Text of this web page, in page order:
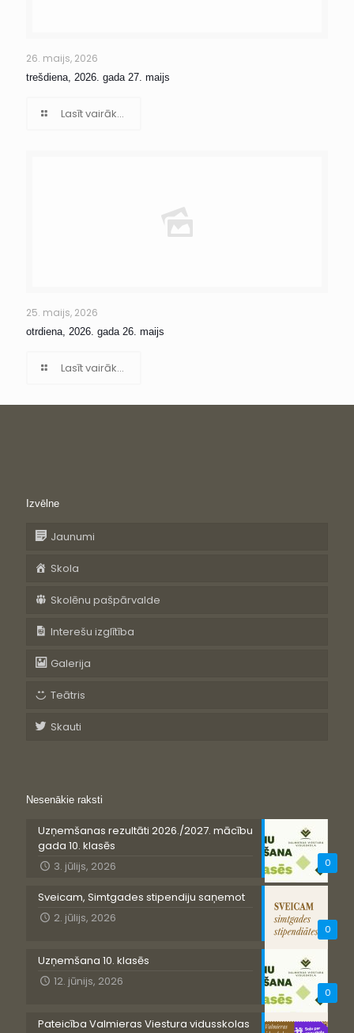
26. maijs, 2026
trešdiena, 2026. gada 27. maijs
Lasīt vairāk...
25. maijs, 2026
otrdiena, 2026. gada 26. maijs
Lasīt vairāk...
Izvēlne
Jaunumi
Skola
Skolēnu pašpārvalde
Interešu izglītība
Galerija
Teātris
Skauti
Nesenākie raksti
0
Uzņemšanas rezultāti 2026./2027. mācību
gada 10. klasēs
3. jūlijs, 2026
0
Sveicam, Simtgades stipendiju saņemot
2. jūlijs, 2026
0
Uzņemšana 10. klasēs
12. jūnijs, 2026
Pateicība Valmieras Viestura vidusskolas